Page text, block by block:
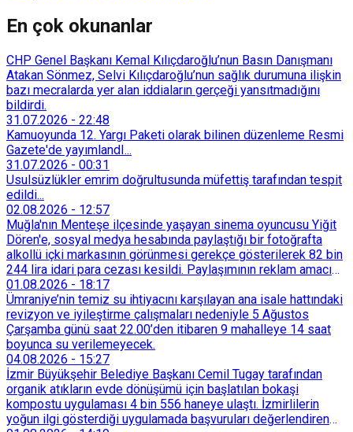
En çok okunanlar
CHP Genel Başkanı Kemal Kılıçdaroğlu’nun Basın Danışmanı
Atakan Sönmez, Selvi Kılıçdaroğlu’nun sağlık durumuna ilişkin
bazı mecralarda yer alan iddiaların gerçeği yansıtmadığını
bildirdi.
31.07.2026 - 22:48
Kamuoyunda 12. Yargı Paketi olarak bilinen düzenleme Resmi
Gazete'de yayımlandI...
31.07.2026 - 00:31
Usulsüzlükler emrim doğrultusunda müfettiş tarafından tespit
edildi...
02.08.2026 - 12:57
Muğla'nın Menteşe ilçesinde yaşayan sinema oyuncusu Yiğit
Dören'e, sosyal medya hesabında paylaştığı bir fotoğrafta
alkollü içki markasının görünmesi gerekçe gösterilerek 82 bin
244 lira idari para cezası kesildi. Paylaşımının reklam amacı
taşımadığını savunan Dören, cezanın iptali için yargıya
başvurdu.
01.08.2026 - 18:17
Ümraniye’nin temiz su ihtiyacını karşılayan ana isale hattındaki
revizyon ve iyileştirme çalışmaları nedeniyle 5 Ağustos
Çarşamba günü saat 22.00’den itibaren 9 mahalleye 14 saat
boyunca su verilemeyecek.
04.08.2026 - 15:27
İzmir Büyükşehir Belediye Başkanı Cemil Tugay tarafından
organik atıkların evde dönüşümü için başlatılan bokaşi
kompostu uygulaması 4 bin 556 haneye ulaştı. İzmirlilerin
yoğun ilgi gösterdiği uygulamada başvuruları değerlendiren